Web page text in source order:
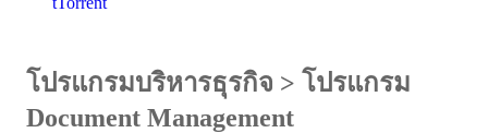
โปรแกรมบริหารธุรกิจ > โปรแกรม
Document Management